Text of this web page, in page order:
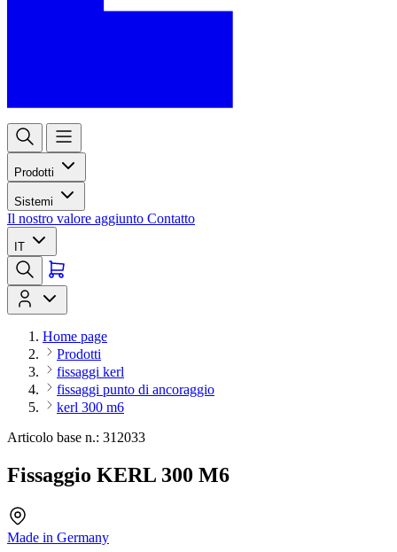
Prodotti
Sistemi
Il nostro valore aggiunto Contatto
IT
Home page
Prodotti
fissaggi kerl
fissaggi punto di ancoraggio
kerl 300 m6
Articolo base n.: 312033
Fissaggio KERL 300 M6
Made in Germany